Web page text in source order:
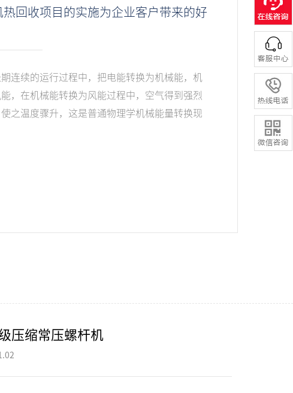
热回收项目的实施为企业客户带来的好
连续的运行过程中，把电能转换为机械能，机
，在机械能转换为风能过程中，空气得到强烈
之温度骤升，这是普通物理学机械能量转换现
压缩常压螺杆机